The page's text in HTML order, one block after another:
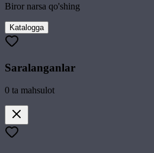
Biror narsa qo'shing
Katalogga
Saralanganlar
0 ta mahsulot